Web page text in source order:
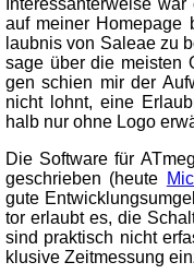
In­te­res­sant­er­wei­se
auf mei­ner Home­page be­trifft, we­sent­lich
laub­nis von Saleae zu
sa­ge über die meis­ten
gen schien mir der
nicht lohnt, ei­ne
halb nur oh­ne Lo­go
Die Soft­ware für
ge­schrie­ben (heu­te
gu­te
tor er­laubt es, die
sind prak­tisch nicht
klu­si­ve Zeit­mes­sung